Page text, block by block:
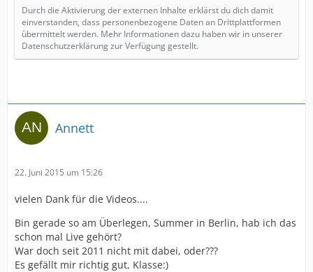
Durch die Aktivierung der externen Inhalte erklärst du dich damit
einverstanden, dass personenbezogene Daten an Drittplattformen
übermittelt werden. Mehr Informationen dazu haben wir in unserer
Datenschutzerklärung zur Verfügung gestellt.
Annett
22. Juni 2015 um 15:26
vielen Dank für die Videos....
Bin gerade so am Überlegen, Summer in Berlin, hab ich das
schon mal Live gehört?
War doch seit 2011 nicht mit dabei, oder???
Es gefällt mir richtig gut, Klasse:)